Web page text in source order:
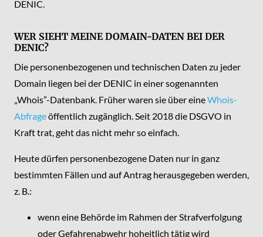
DENIC.
WER SIEHT MEINE DOMAIN-DATEN BEI DER
DENIC?
Die personenbezogenen und technischen Daten zu jeder
Domain liegen bei der DENIC in einer sogenannten
„Whois”-Datenbank. Früher waren sie über eineWhois-
Abfrageöffentlich zugänglich. Seit 2018 die DSGVO in
Kraft trat, geht das nicht mehr so einfach.
Heute dürfen personenbezogene Daten nur in ganz
bestimmten Fällen und auf Antrag herausgegeben werden,
z. B.:
wenn eine Behörde im Rahmen der Strafverfolgung
oder Gefahrenabwehr hoheitlich tätig wird